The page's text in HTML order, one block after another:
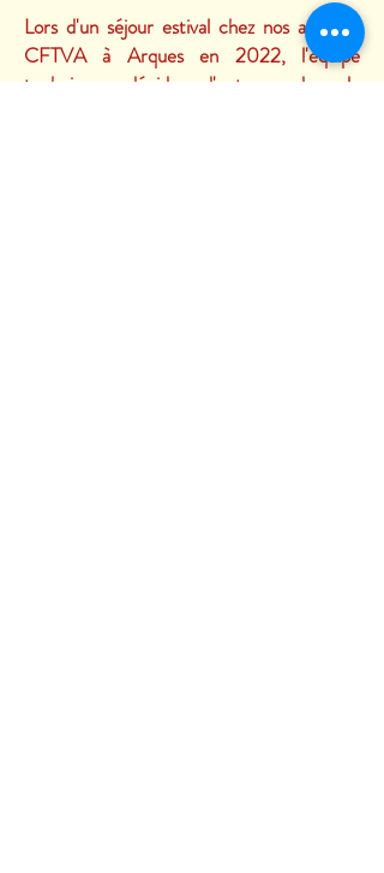
Lors d'un séjour estival chez nos amis du
CFTVA à Arques en 2022, l'équipe
technique décide d'entreprendre le